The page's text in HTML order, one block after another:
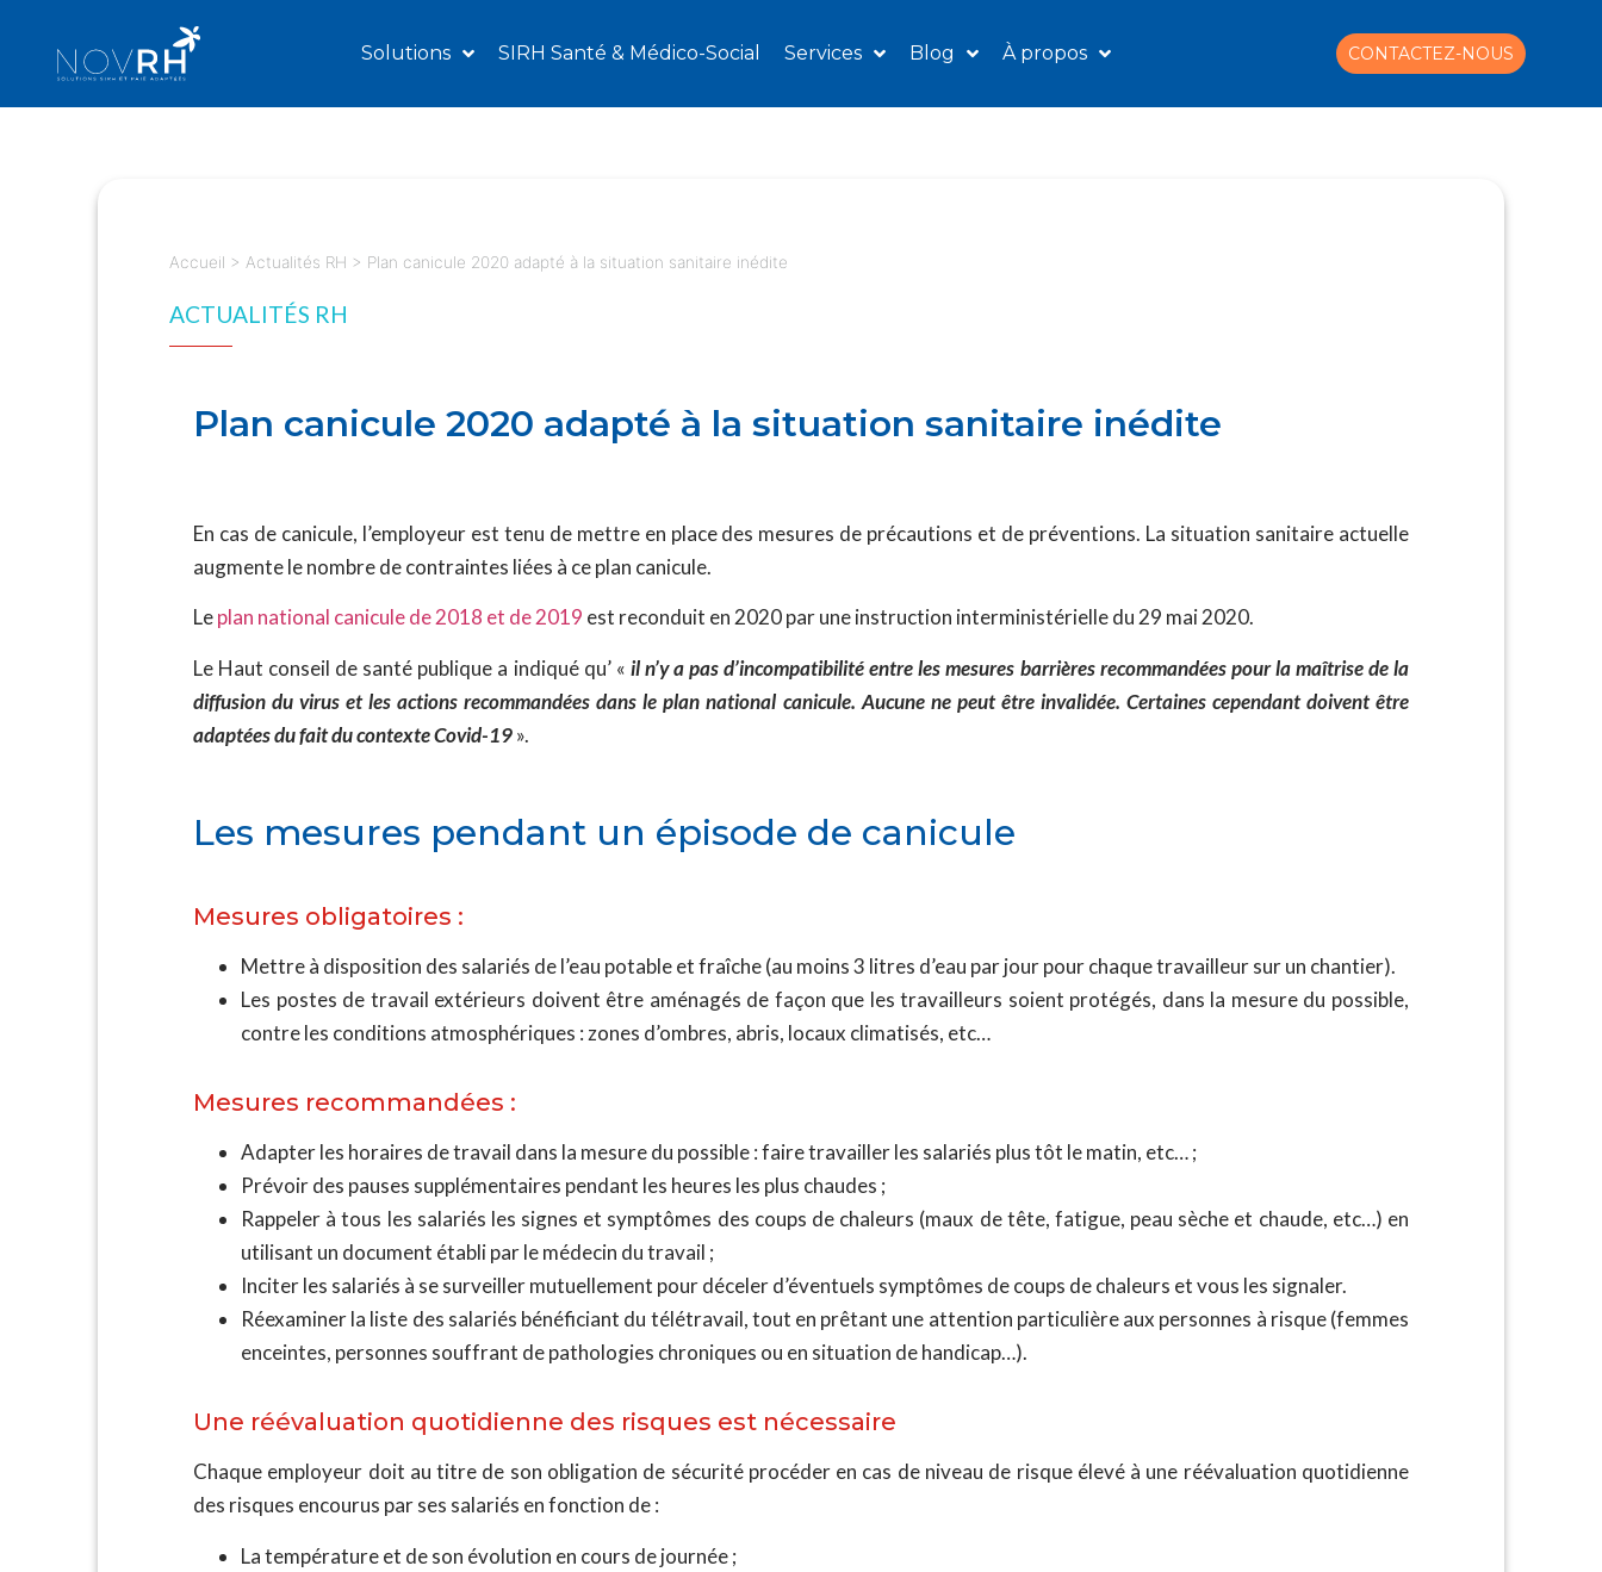
Solutions SIRH Santé & Médico-Social Services Blog À propos CONTACTEZ-NOUS
Accueil > Actualités RH > Plan canicule 2020 adapté à la situation sanitaire inédite
ACTUALITÉS RH
Plan canicule 2020 adapté à la situation sanitaire inédite
En cas de canicule, l’employeur est tenu de mettre en place des mesures de précautions et de préventions. La situation sanitaire actuelle
augmente le nombre de contraintes liées à ce plan canicule.
Leplan national canicule de 2018 et de 2019 est reconduit en 2020 par une instruction interministérielle du 29 mai 2020.
Le Haut conseil de santé publique a indiqué qu’ « il n’y a pas d’incompatibilité entre les mesures barrières recommandées pour la maîtrise de la
diffusion du virus et les actions recommandées dans le plan national canicule. Aucune ne peut être invalidée. Certaines cependant doivent être
adaptées du fait du contexte Covid-19».
Les mesures pendant un épisode de canicule
Mesures obligatoires :
Mettre à disposition des salariés de l’eau potable et fraîche (au moins 3 litres d’eau par jour pour chaque travailleur sur un chantier).
Les postes de travail extérieurs doivent être aménagés de façon que les travailleurs soient protégés, dans la mesure du possible,
contre les conditions atmosphériques : zones d’ombres, abris, locaux climatisés, etc…
Mesures recommandées :
Adapter les horaires de travail dans la mesure du possible : faire travailler les salariés plus tôt le matin, etc… ;
Prévoir des pauses supplémentaires pendant les heures les plus chaudes ;
Rappeler à tous les salariés les signes et symptômes des coups de chaleurs (maux de tête, fatigue, peau sèche et chaude, etc…) en
utilisant un document établi par le médecin du travail ;
Inciter les salariés à se surveiller mutuellement pour déceler d’éventuels symptômes de coups de chaleurs et vous les signaler.
Réexaminer la liste des salariés bénéficiant du télétravail, tout en prêtant une attention particulière aux personnes à risque (femmes
enceintes, personnes souffrant de pathologies chroniques ou en situation de handicap…).
Une réévaluation quotidienne des risques est nécessaire
Chaque employeur doit au titre de son obligation de sécurité procéder en cas de niveau de risque élevé à une réévaluation quotidienne
des risques encourus par ses salariés en fonction de :
La température et de son évolution en cours de journée ;